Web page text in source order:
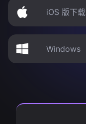
iOS 版下载
Windows